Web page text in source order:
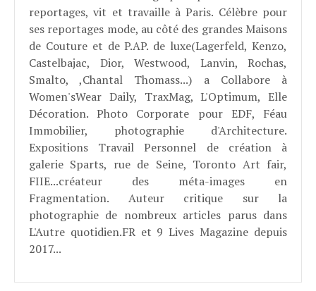
reportages, vit et travaille à Paris. Célèbre pour
ses reportages mode, au côté des grandes Maisons
de Couture et de P.AP. de luxe(Lagerfeld, Kenzo,
Castelbajac, Dior, Westwood, Lanvin, Rochas,
Smalto, ,Chantal Thomass...) a Collabore à
Women'sWear Daily, TraxMag, L'Optimum, Elle
Décoration. Photo Corporate pour EDF, Féau
Immobilier, photographie d'Architecture.
Expositions Travail Personnel de création à
galerie Sparts, rue de Seine, Toronto Art fair,
FIIE...créateur des méta-images en
Fragmentation. Auteur critique sur la
photographie de nombreux articles parus dans
L'Autre quotidien.FR et 9 Lives Magazine depuis
2017...